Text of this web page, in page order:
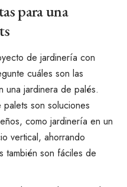
para una
de jardinería con
cuáles son las
una jardinera de palés.
son soluciones
como jardinería en un
vertical, ahorrando
también son fáciles de